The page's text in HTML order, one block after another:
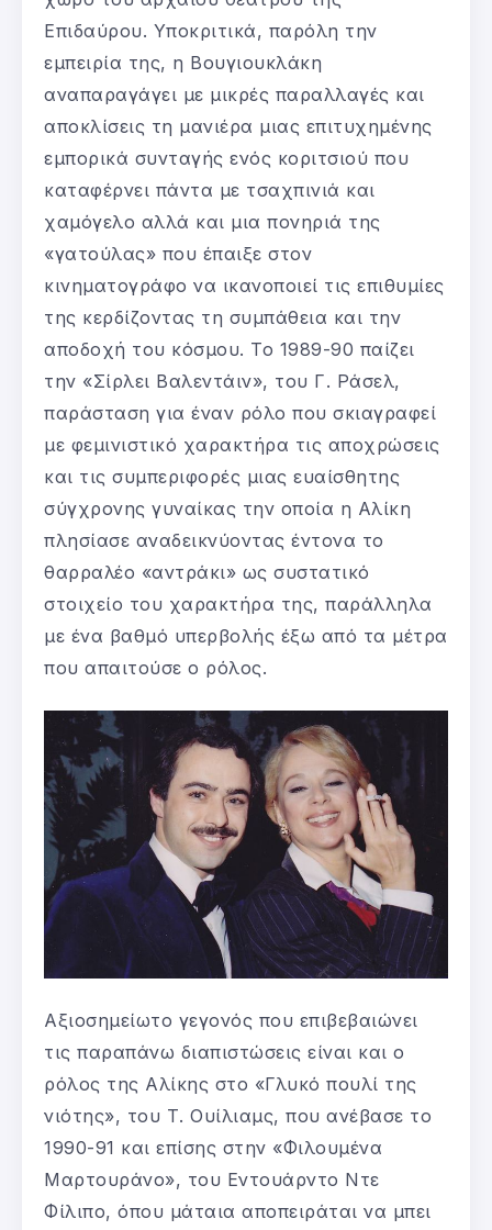
Επιδαύρου. Υποκριτικά, παρόλη την
εμπειρία της, η Βουγιουκλάκη
αναπαραγάγει με μικρές παραλλαγές και
αποκλίσεις τη μανιέρα μιας επιτυχημένης
εμπορικά συνταγής ενός κοριτσιού που
καταφέρνει πάντα με τσαχπινιά και
χαμόγελο αλλά και μια πονηριά της
«γατούλας» που έπαιξε στον
κινηματογράφο να ικανοποιεί τις επιθυμίες
της κερδίζοντας τη συμπάθεια και την
αποδοχή του κόσμου. Το 1989-90 παίζει
την «Σίρλει Βαλεντάιν», του Γ. Ράσελ,
παράσταση για έναν ρόλο που σκιαγραφεί
με φεμινιστικό χαρακτήρα τις αποχρώσεις
και τις συμπεριφορές μιας ευαίσθητης
σύγχρονης γυναίκας την οποία η Αλίκη
πλησίασε αναδεικνύοντας έντονα το
θαρραλέο «αντράκι» ως συστατικό
στοιχείο του χαρακτήρα της, παράλληλα
με ένα βαθμό υπερβολής έξω από τα μέτρα
που απαιτούσε ο ρόλος.
Αξιοσημείωτο γεγονός που επιβεβαιώνει
τις παραπάνω διαπιστώσεις είναι και ο
ρόλος της Αλίκης στο «Γλυκό πουλί της
νιότης», του Τ. Ουίλιαμς, που ανέβασε το
1990-91 και επίσης στην «Φιλουμένα
Μαρτουράνο», του Εντουάρντο Ντε
Φίλιπο, όπου μάταια αποπειράται να μπει